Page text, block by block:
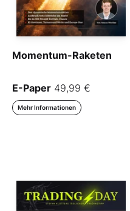
Momentum-Raketen
E-Paper 49,99 €
Mehr Informationen